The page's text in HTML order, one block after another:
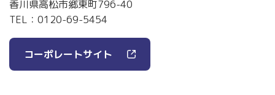
香川県高松市郷東町796-40
TEL： 0120-69-5454
コーポレートサイト